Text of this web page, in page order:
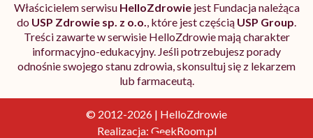
Właścicielem serwisu HelloZdrowiejest Fundacja należąca
do USP Zdrowie sp. z o.o., które jest częścią USP Group.
Treści zawarte w serwisie HelloZdrowie mają charakter
informacyjno-edukacyjny. Jeśli potrzebujesz porady
odnośnie swojego stanu zdrowia, skonsultuj się z lekarzem
lub farmaceutą.
© 2012-2026 | HelloZdrowie
Realizacja: GeekRoom.pl